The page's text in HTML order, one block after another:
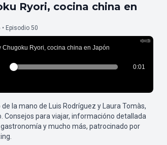
Ryori, cocina china en
Episodio 50
la mano de Luis Rodríguez y Laura Tomàs,
Consejos para viajar, informacióno detallada
y mucho más, patrocinado por